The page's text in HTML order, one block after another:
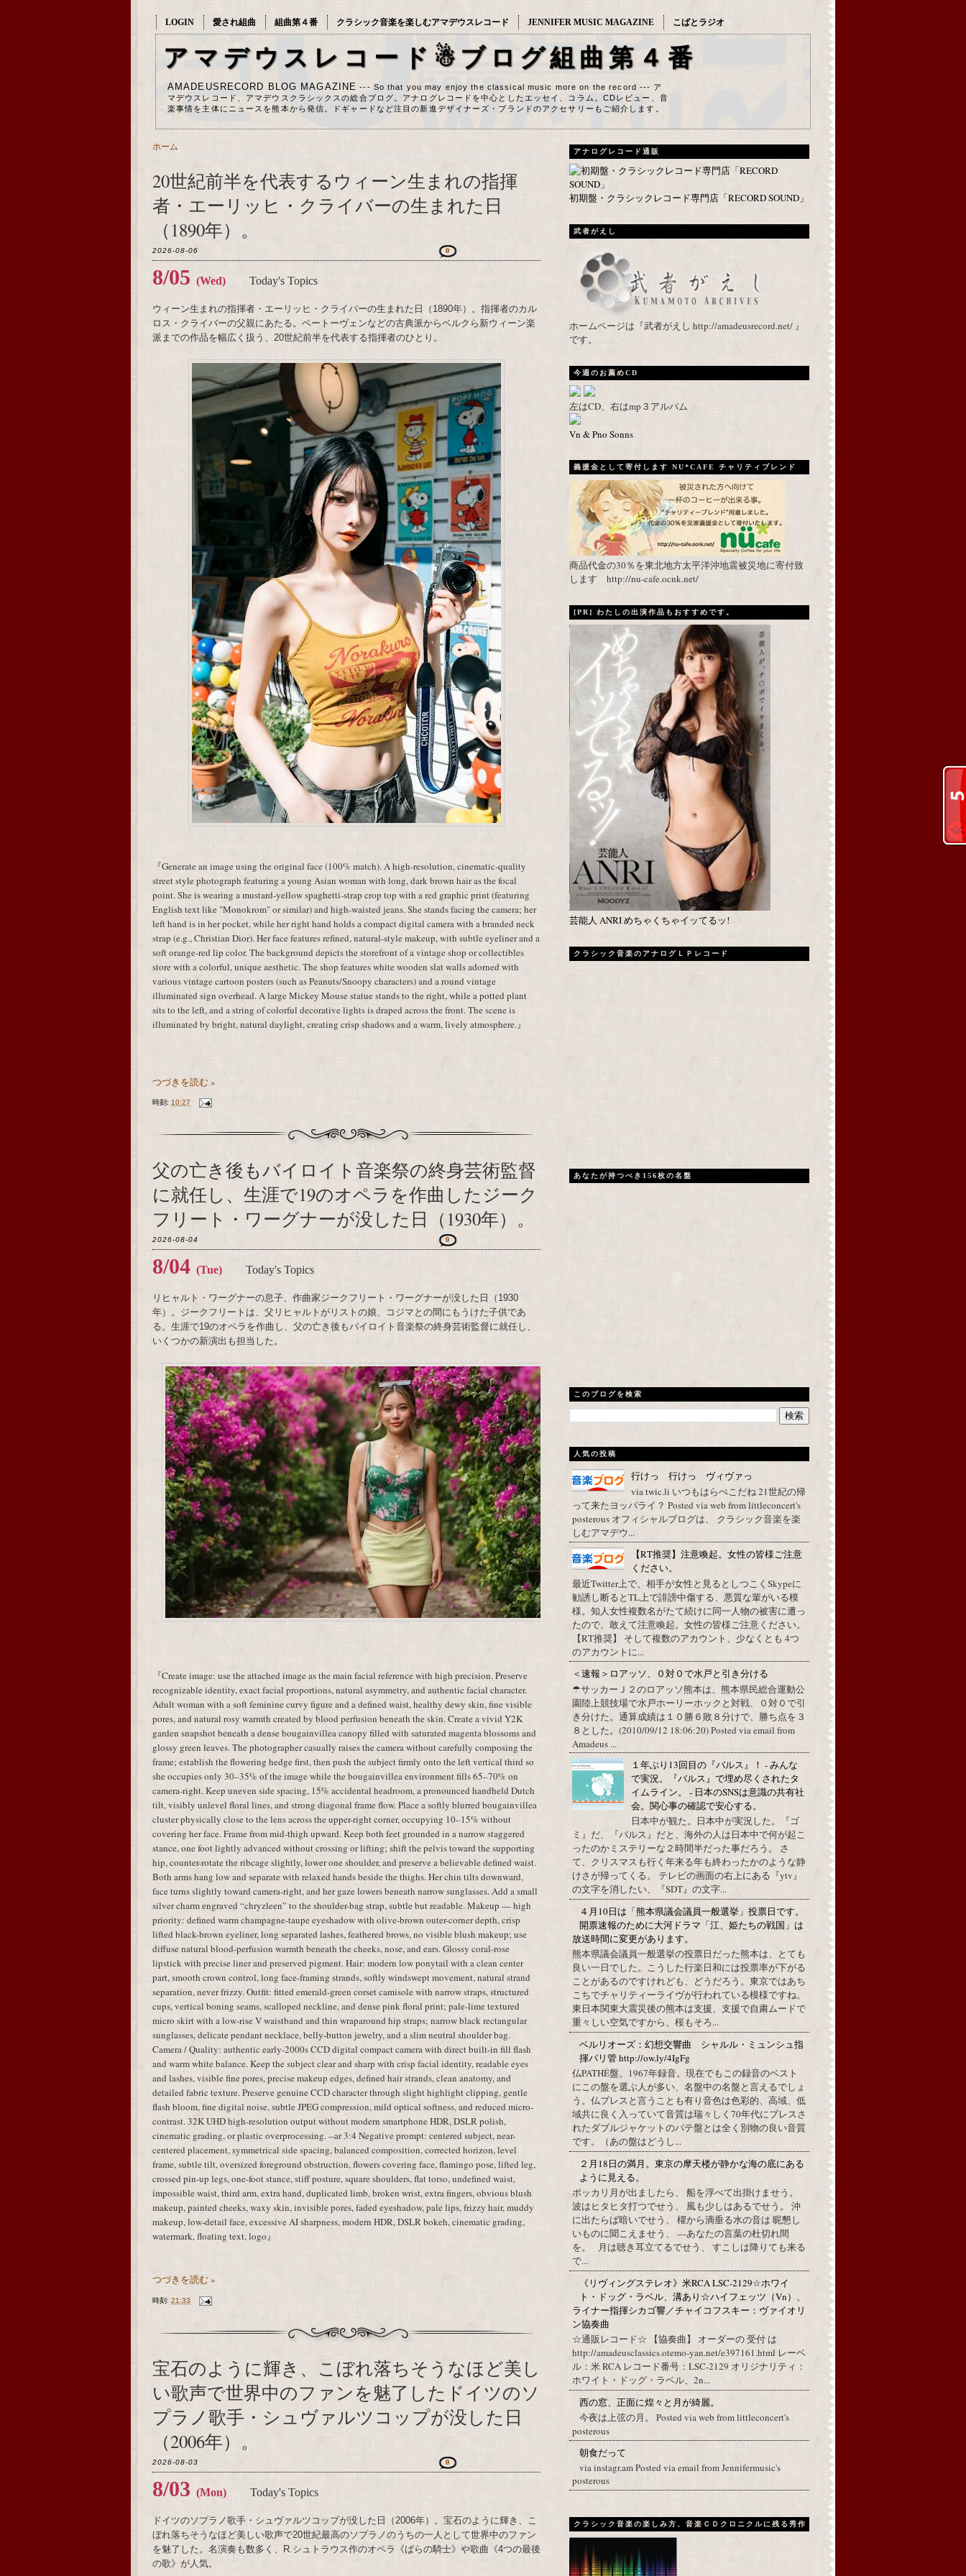
LOGIN 愛され組曲 組曲第４番 クラシック音楽を楽しむアマデウスレコード JENNIFER MUSIC MAGAZINE こばとラジオ
アマデウスレコード☃ブログ組曲第４番
AMADEUSRECORD BLOG MAGAZINE --- So that you may enjoy the classical music more on the record --- ア
マデウスレコード、アマデウスクラシックスの総合ブログ。アナログレコードを中心としたエッセイ、コラム。CDレビュー、音
楽事情を主体にニュースを熊本から発信。ドギャードなど注目の新進デザイナーズ・ブランドのアクセサリーもご紹介します。
ホーム
20世紀前半を代表するウィーン生まれの指揮
者・エーリッヒ・クライバーの生まれた日
（1890年）。
2026-08-06 0
8/05 (Wed) Today's Topics
ウィーン生まれの指揮者・エーリッヒ・クライバーの生まれた日（1890年）。指揮者のカル
ロス・クライバーの父親にあたる。ベートーヴェンなどの古典派からベルクら新ウィーン楽
派までの作品を幅広く扱う、20世紀前半を代表する指揮者のひとり。
『Generate an image using the original face (100% match). A high-resolution, cinematic-quality
street style photograph featuring a young Asian woman with long, dark brown hair as the focal
point. She is wearing a mustard-yellow spaghetti-strap crop top with a red graphic print (featuring
English text like "Monokrom" or similar) and high-waisted jeans. She stands facing the camera; her
left hand is in her pocket, while her right hand holds a compact digital camera with a branded neck
strap (e.g., Christian Dior). Her face features refined, natural-style makeup, with subtle eyeliner and a
soft orange-red lip color. The background depicts the storefront of a vintage shop or collectibles
store with a colorful, unique aesthetic. The shop features white wooden slat walls adorned with
various vintage cartoon posters (such as Peanuts/Snoopy characters) and a round vintage
illuminated sign overhead. A large Mickey Mouse statue stands to the right, while a potted plant
sits to the left, and a string of colorful decorative lights is draped across the front. The scene is
illuminated by bright, natural daylight, creating crisp shadows and a warm, lively atmosphere.』
つづきを読む »
時刻: 10:27
父の亡き後もバイロイト音楽祭の終身芸術監督
に就任し、生涯で19のオペラを作曲したジーク
フリート・ワーグナーが没した日（1930年）。
2026-08-04 0
8/04 (Tue) Today's Topics
リヒャルト・ワーグナーの息子、作曲家ジークフリート・ワーグナーが没した日（1930
年）。ジークフリートは、父リヒャルトがリストの娘、コジマとの間にもうけた子供であ
る。生涯で19のオペラを作曲し、父の亡き後もバイロイト音楽祭の終身芸術監督に就任し、
いくつかの新演出も担当した。
『Create image: use the attached image as the main facial reference with high precision. Preserve
recognizable identity, exact facial proportions, natural asymmetry, and authentic facial character.
Adult woman with a soft feminine curvy figure and a defined waist, healthy dewy skin, fine visible
pores, and natural rosy warmth created by blood perfusion beneath the skin. Create a vivid Y2K
garden snapshot beneath a dense bougainvillea canopy filled with saturated magenta blossoms and
glossy green leaves. The photographer casually raises the camera without carefully composing the
frame; establish the flowering hedge first, then push the subject firmly onto the left vertical third so
she occupies only 30–35% of the image while the bougainvillea environment fills 65–70% on
camera-right. Keep uneven side spacing, 15% accidental headroom, a pronounced handheld Dutch
tilt, visibly unlevel floral lines, and strong diagonal frame flow. Place a softly blurred bougainvillea
cluster physically close to the lens across the upper-right corner, occupying 10–15% without
covering her face. Frame from mid-thigh upward. Keep both feet grounded in a narrow staggered
stance, one foot lightly advanced without crossing or lifting; shift the pelvis toward the supporting
hip, counter-rotate the ribcage slightly, lower one shoulder, and preserve a believable defined waist.
Both arms hang low and separate with relaxed hands beside the thighs. Her chin tilts downward,
face turns slightly toward camera-right, and her gaze lowers beneath narrow sunglasses. Add a small
silver charm engraved “chryzleen” to the shoulder-bag strap, subtle but readable. Makeup — high
priority: defined warm champagne-taupe eyeshadow with olive-brown outer-corner depth, crisp
lifted black-brown eyeliner, long separated lashes, feathered brows, no visible blush makeup; use
diffuse natural blood-perfusion warmth beneath the cheeks, nose, and ears. Glossy coral-rose
lipstick with precise liner and preserved pigment. Hair: modern low ponytail with a clean center
part, smooth crown control, long face-framing strands, softly windswept movement, natural strand
separation, never frizzy. Outfit: fitted emerald-green corset camisole with narrow straps, structured
cups, vertical boning seams, scalloped neckline, and dense pink floral print; pale-lime textured
micro skirt with a low-rise V waistband and thin wraparound hip straps; narrow black rectangular
sunglasses, delicate pendant necklace, belly-button jewelry, and a slim neutral shoulder bag.
Camera / Quality: authentic early-2000s CCD digital compact camera with direct built-in fill flash
and warm white balance. Keep the subject clear and sharp with crisp facial identity, readable eyes
and lashes, visible fine pores, precise makeup edges, defined hair strands, clean anatomy, and
detailed fabric texture. Preserve genuine CCD character through slight highlight clipping, gentle
flash bloom, fine digital noise, subtle JPEG compression, mild optical softness, and reduced micro-
contrast. 32K UHD high-resolution output without modern smartphone HDR, DSLR polish,
cinematic grading, or plastic overprocessing. --ar 3:4 Negative prompt: centered subject, near-
centered placement, symmetrical side spacing, balanced composition, corrected horizon, level
frame, subtle tilt, oversized foreground obstruction, flowers covering face, flamingo pose, lifted leg,
crossed pin-up legs, one-foot stance, stiff posture, square shoulders, flat torso, undefined waist,
impossible waist, third arm, extra hand, duplicated limb, broken wrist, extra fingers, obvious blush
makeup, painted cheeks, waxy skin, invisible pores, faded eyeshadow, pale lips, frizzy hair, muddy
makeup, low-detail face, excessive AI sharpness, modern HDR, DSLR bokeh, cinematic grading,
watermark, floating text, logo』
つづきを読む »
時刻: 21:33
宝石のように輝き、こぼれ落ちそうなほど美し
い歌声で世界中のファンを魅了したドイツのソ
プラノ歌手・シュヴァルツコップが没した日
（2006年）。
2026-08-03 0
8/03 (Mon) Today's Topics
ドイツのソプラノ歌手・シュヴァルツコップが没した日（2006年）。宝石のように輝き、こ
ぼれ落ちそうなほど美しい歌声で20世紀最高のソプラノのうちの一人として世界中のファン
を魅了した。名演奏も数多く、R.シュトラウス作のオペラ《ばらの騎士》や歌曲《4つの最後
の歌》が人気。
アナログレコード通販
初期盤・クラシックレコード専門店「RECORD SOUND」
武者がえし
ホームページは『武者がえし http://amadeusrecord.net/ 』
です。
今週のお薦めCD
左はCD、右はmp３アルバム
Vn & Pno Sonns
義援金として寄付します NU*CAFE チャリティブレンド
商品代金の30％を東北地方太平洋沖地震被災地に寄付致
します http://nu-cafe.ocnk.net/
[PR] わたしの出演作品もおすすめです。
芸能人 ANRI めちゃくちゃイッてるッ!
クラシック音楽のアナログＬＰレコード
あなたが持つべき156枚の名盤
このブログを検索
人気の投稿
行けっ 行けっ ヴィヴァっ
via twic.li いつもはらぺこだね 21世紀の帰
って来たヨッパライ？ Posted via web from littleconcert's
posterous オフィシャルブログは、 クラシック音楽を楽
しむアマデウ...
【RT推奨】注意喚起。女性の皆様ご注意
ください。
最近Twitter上で、相手が女性と見るとしつこくSkypeに
勧誘し断るとTL上で誹謗中傷する、悪質な輩がいる模
様。知人女性複数名がたて続けに同一人物の被害に遭っ
たので、敢えて注意喚起。女性の皆様ご注意ください。
【RT推奨】 そして複数のアカウント、少なくとも 4つ
のアカウントに...
＜速報＞ロアッソ、０対０で水戸と引き分ける
☂サッカーＪ２のロアッソ熊本は、熊本県民総合運動公
園陸上競技場で水戸ホーリーホックと対戦、０対０で引
き分けた。通算成績は１０勝６敗８分けで、勝ち点を３
８とした。(2010/09/12 18:06:20) Posted via email from
Amadeus ...
１年ぶり13回目の『バルス』！ - みんな
で実況。『バルス』で埋め尽くされたタ
イムライン。 - 日本のSNSは意識の共有社
会。関心事の確認で安心する。
日本中が観た。日本中が実況した。『ゴ
ミ』だ、『バルス』だと、海外の人は日本中で何が起こ
ったのかミステリーな２時間半だった事だろう。 さ
て、クリスマスも行く年来る年も終わったかのような静
けさが帰ってくる。 テレビの画面の右上にある『ytv』
の文字を消したい、『SDT』の文字...
４月10日は「熊本県議会議員一般選挙」投票日です。
開票速報のために大河ドラマ「江、姫たちの戦国」は
放送時間に変更があります。
熊本県議会議員一般選挙の投票日だった熊本は、とても
良い一日でした。こうした行楽日和には投票率が下がる
ことがあるのですけれども、どうだろう。東京ではあち
こちでチャリティーライヴが行われている模様ですね。
東日本関東大震災後の熊本は支援、支援で自粛ムードで
重々しい空気ですから、桜もそろ...
ベルリオーズ：幻想交響曲 シャルル・ミュンシュ指
揮パリ管 http://ow.ly/4IgFg
仏PATHÉ盤。1967年録音。現在でもこの録音のベスト
にこの盤を選ぶ人が多い、名盤中の名盤と言えるでしょ
う。仏プレスと言うことも有り音色は色彩的、高域、低
域共に良く入っていて音質は瑞々しく70年代にプレスさ
れたダブルジャケットのパテ盤とは全く別物の良い音質
です。（あの盤はどうし...
２月18日の満月。東京の摩天楼が静かな海の底にある
ように見える。
ポッカリ月が出ましたら、 船を浮べて出掛けませう。
波はヒタヒタ打つでせう、 風も少しはあるでせう。 沖
に出たらば暗いでせう、 櫂から滴垂る水の音は 昵懇し
いものに聞こえませう、 —あなたの言葉の杜切れ間
を。 月は聴き耳立てるでせう、 すこしは降りても来る
で...
《リヴィングステレオ》米RCA LSC-2129☆ホワイ
ト・ドッグ・ラベル、溝あり☆ハイフェッツ（Vn）、
ライナー指揮シカゴ響／チャイコフスキー：ヴァイオリ
ン協奏曲
☆通販レコード☆ 【協奏曲】 オーダーの 受付 は
http://amadeusclassics.otemo-yan.net/e397161.html レーベ
ル：米 RCA レコード番号：LSC-2129 オリジナリティ：
ホワイト・ドッグ・ラベル、2n...
西の窓、正面に煌々と月が綺麗。
今夜は上弦の月。 Posted via web from littleconcert's
posterous
朝食だって
via instagr.am Posted via email from Jennifermusic's
posterous
クラシック音楽の楽しみ方、音楽ＣＤクロニクルに残る秀作